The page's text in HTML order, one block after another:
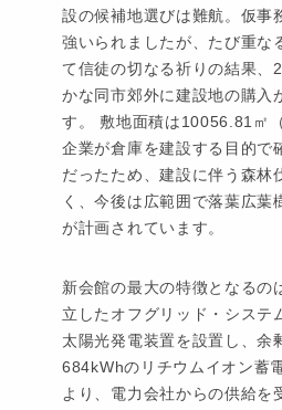
設の候補地選びは難航。仮事
強いられましたが、たび重な
て信徒の切なる祈りの結果、
かな同市郊外に建設地の購入
す。 敷地面積は10056.81㎡
企業が倉庫を建設する目的で
だったため、建設に伴う森林
く、今後は広範囲で落葉広葉
が計画されています。
新会館の最大の特徴となるの
立したオフグリッド・システ
太陽光発電装置を設置し、余
684kWhのリチウムイオン蓄
より、電力会社からの供給を